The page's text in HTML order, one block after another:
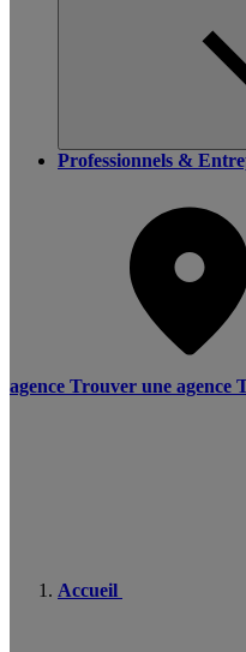
Professionnels &
agence Trouver une agence
Accueil